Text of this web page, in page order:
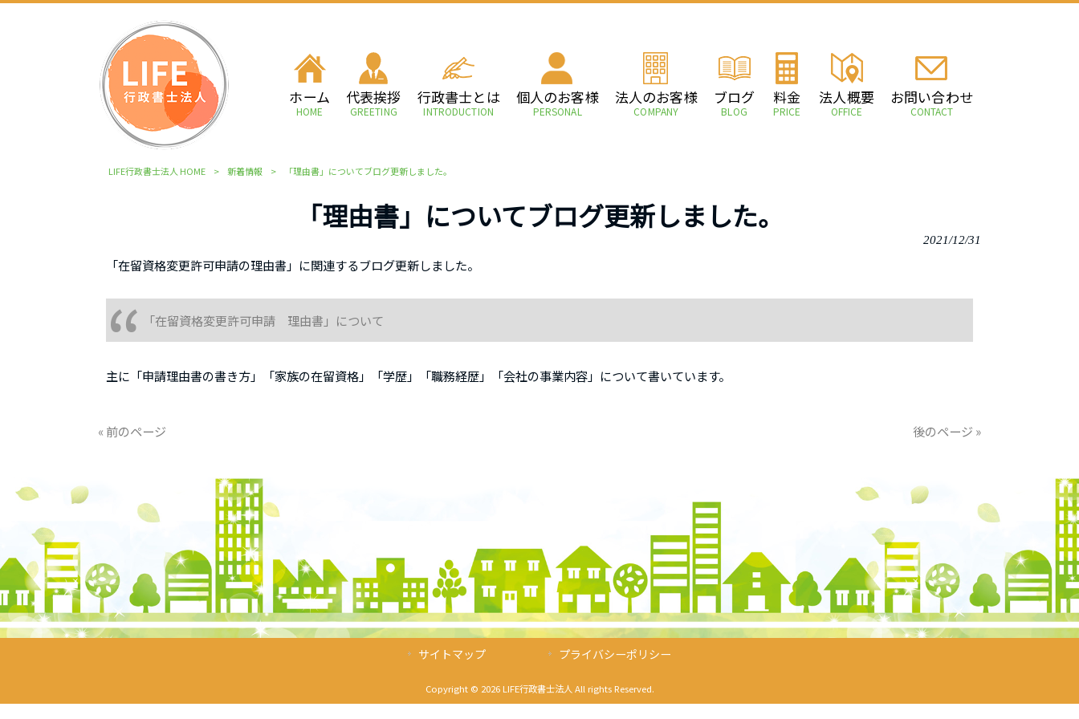
ホーム
HOME
代表挨拶
GREETING
行政書士とは
INTRODUCTION
個人のお客様
PERSONAL
法人のお客様
COMPANY
ブログ
BLOG
料金
PRICE
法人概要
OFFICE
お問い合わせ
CONTACT
LIFE行政書士法人 HOME > 新着情報 > 「理由書」についてブログ更新しました。
「理由書」についてブログ更新しました。
2021/12/31
「在留資格変更許可申請の理由書」に関連するブログ更新しました。
「在留資格変更許可申請 理由書」について
主に「申請理由書の書き方」「家族の在留資格」「学歴」「職務経歴」「会社の事業内容」について書いています。
« 前のページ 後のページ »
サイトマップ プライバシーポリシー
Copyright © 2026 LIFE行政書士法人 All rights Reserved.